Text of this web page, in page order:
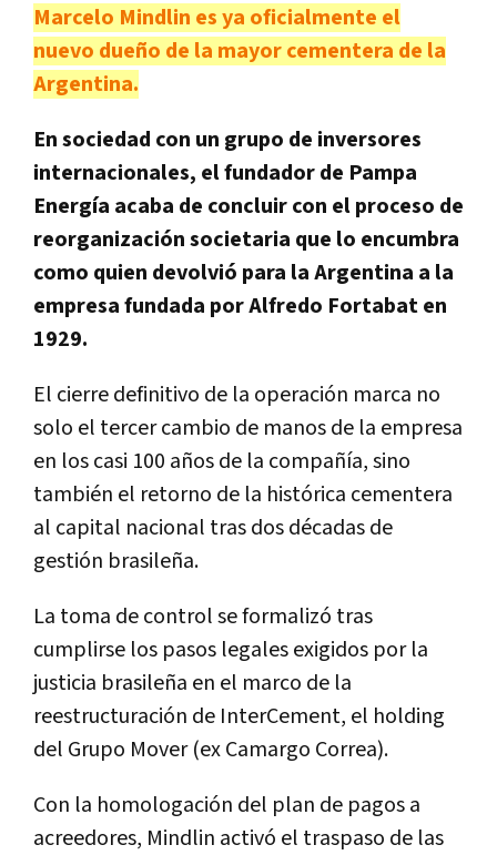
Marcelo Mindlin es ya oficialmente el
nuevo dueño de la mayor cementera de la
Argentina.
En sociedad con un grupo de inversores
internacionales, el fundador de Pampa
Energía acaba de concluir con el proceso de
reorganización societaria que lo encumbra
como quien devolvió para la Argentina a la
empresa fundada por Alfredo Fortabat en
1929.
El cierre definitivo de la operación marca no
solo el tercer cambio de manos de la empresa
en los casi 100 años de la compañía, sino
también el retorno de la histórica cementera
al capital nacional tras dos décadas de
gestión brasileña.
La toma de control se formalizó tras
cumplirse los pasos legales exigidos por la
justicia brasileña en el marco de la
reestructuración de InterCement, el holding
del Grupo Mover (ex Camargo Correa).
Con la homologación del plan de pagos a
acreedores, Mindlin activó el traspaso de las